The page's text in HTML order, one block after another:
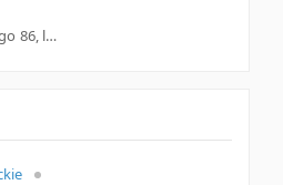
22-400 Zamość, Kilińskiego 86, lubelskie